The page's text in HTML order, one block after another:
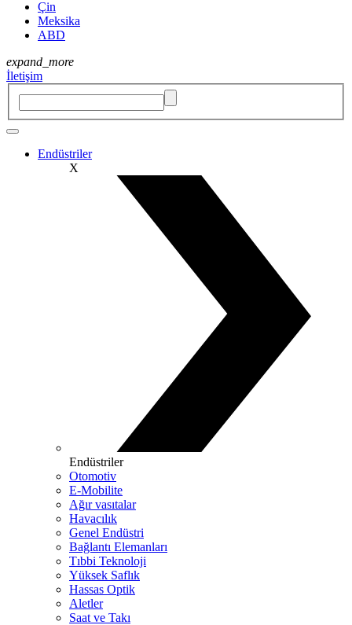
Çin
Meksika
ABD
expand_more
İletişim
Endüstriler
X
Endüstriler
Otomotiv
E-Mobilite
Ağır vasıtalar
Havacılık
Genel Endüstri
Bağlantı Elemanları
Tıbbi Teknoloji
Yüksek Saflık
Hassas Optik
Aletler
Saat ve Takı